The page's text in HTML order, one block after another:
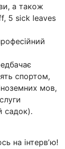
а також
5 sick leaves
спортом,
мов,
садок).
на інтервʼю!